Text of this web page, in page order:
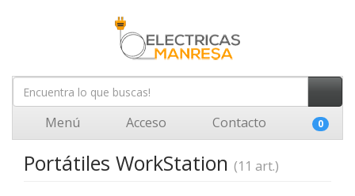
Menú Acceso Contacto 0
Portátiles WorkStation (11 art.)